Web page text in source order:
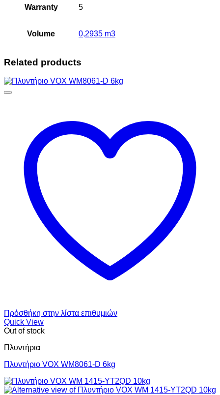
Warranty 5
Volume 0,2935 m3
Related products
Πρόσθήκη στην λίστα επιθυμιών
Quick View
Out of stock
Πλυντήρια
Πλυντήριο VOX WM8061-D 6kg